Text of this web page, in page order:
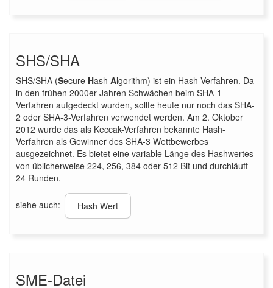
SHS/SHA
SHS/SHA (Secure Hash Algorithm) ist ein Hash-Verfahren. Da
in den frühen 2000er-Jahren Schwächen beim SHA-1-
Verfahren aufgedeckt wurden, sollte heute nur noch das SHA-
2 oder SHA-3-Verfahren verwendet werden. Am 2. Oktober
2012 wurde das als Keccak-Verfahren bekannte Hash-
Verfahren als Gewinner des SHA-3 Wettbewerbes
ausgezeichnet. Es bietet eine variable Länge des Hashwertes
von üblicherweise 224, 256, 384 oder 512 Bit und durchläuft
24 Runden.
siehe auch: Hash Wert
SME-Datei